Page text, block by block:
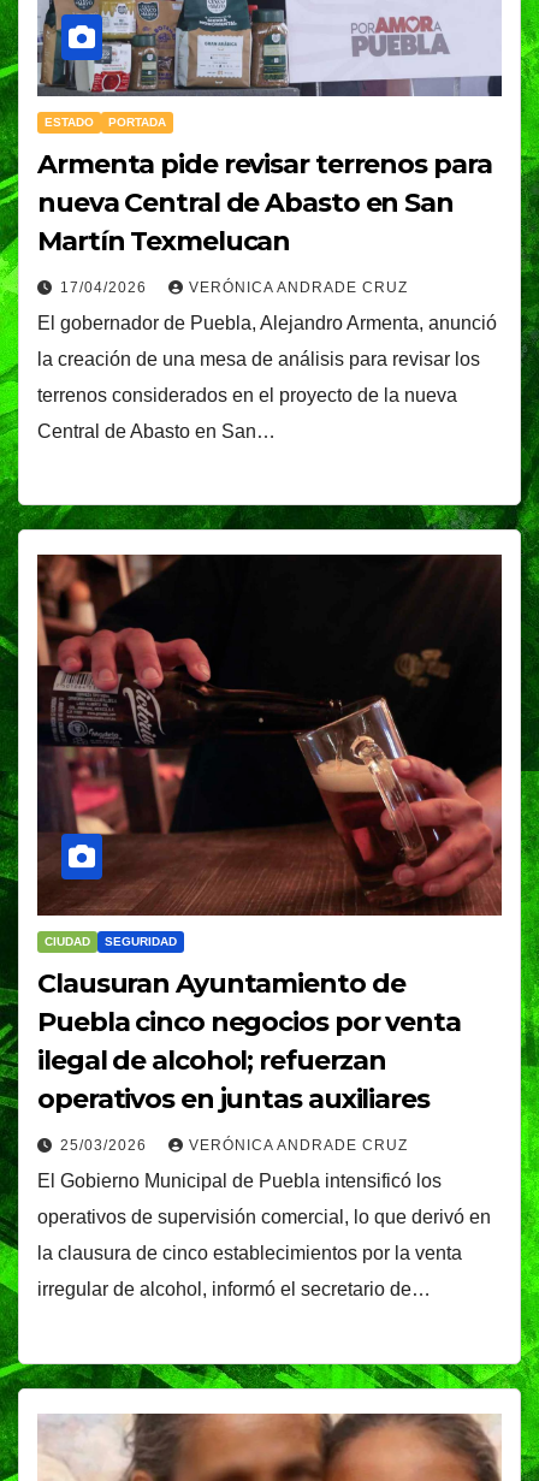
ESTADO PORTADA
Armenta pide revisar terrenos para
nueva Central de Abasto en San
Martín Texmelucan
17/04/2026 VERÓNICA ANDRADE CRUZ
El gobernador de Puebla, Alejandro Armenta, anunció
la creación de una mesa de análisis para revisar los
terrenos considerados en el proyecto de la nueva
Central de Abasto en San…
CIUDAD SEGURIDAD
Clausuran Ayuntamiento de
Puebla cinco negocios por venta
ilegal de alcohol; refuerzan
operativos en juntas auxiliares
25/03/2026 VERÓNICA ANDRADE CRUZ
El Gobierno Municipal de Puebla intensificó los
operativos de supervisión comercial, lo que derivó en
la clausura de cinco establecimientos por la venta
irregular de alcohol, informó el secretario de…